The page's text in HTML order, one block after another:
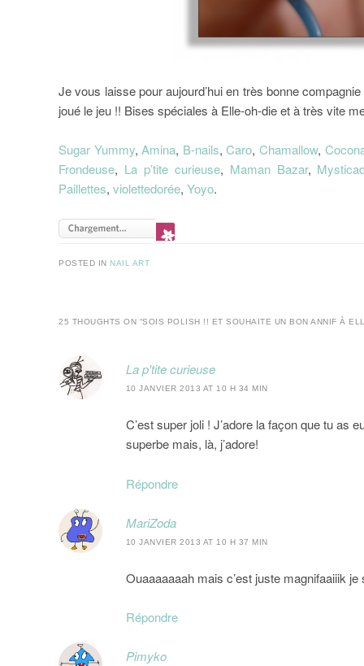
Je vous laisse pour aujourd’hui en très bonne
joué le jeu !! Bises spéciales à Elle-oh-die et à très vite
Sugar Yummy,Amina, B-nails,Caro,Chamallow,
Frondeuse, La p’tite curieuse, Maman Bazar,
Paillettes,violettedorée,Yoyo.
POSTED IN NAIL ART
25 THOUGHTS ON “SOIS POLISH !! ET SOUHAITE UN BON ANNIF À
La p'tite curieuse
10 JANVIER 2013 AT 10 H 34 MIN
C’est super joli ! J’adore la façon que tu as
superbe mais, là, j’adore!
Répondre
MariZoda
10 JANVIER 2013 AT 10 H 37 MIN
Ouaaaaaaah mais c’est juste magnifaaiiik je
Répondre
Pimyko